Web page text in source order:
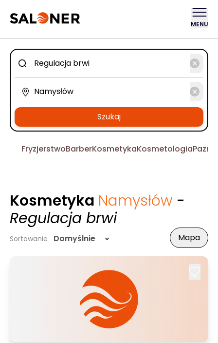
MENU
Szukaj
FryzjerstwoBarberKosmetykaKosmetologia
Kosmetyka Namysłów -
Regulacja brwi
Sortowanie Domyślnie Mapa